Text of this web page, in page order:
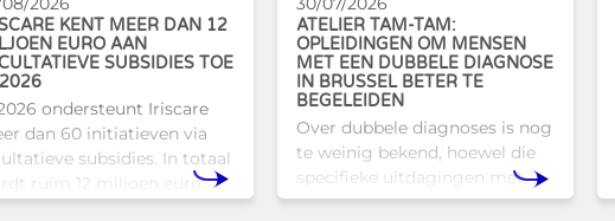
KENT MEER DAN 12
EURO AAN
SUBSIDIES TOE
ondersteunt Iriscare
dan 60 initiatieven via
subsidies. In totaal
ruim 12 miljoen euro
ATELIER TAM-TAM:
OPLEIDINGEN OM MENSEN
MET EEN DUBBELE DIAGNOSE
IN BRUSSEL BETER TE
BEGELEIDEN
Over dubbele diagnoses is nog
te weinig bekend, hoewel die
specifieke uitdagingen met
zich meebrengen voor zowel